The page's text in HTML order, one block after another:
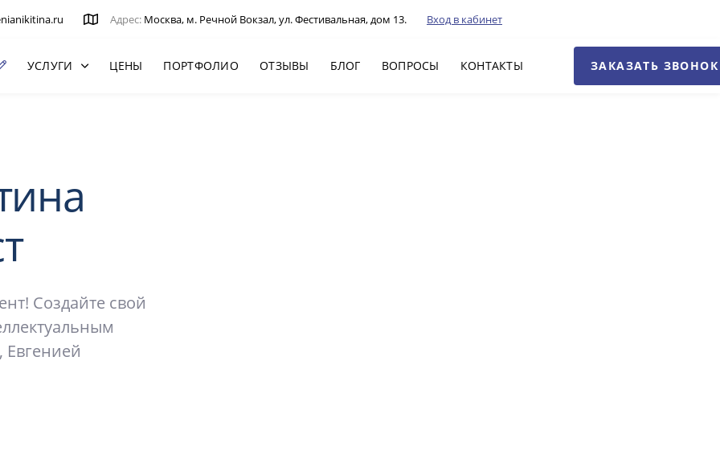
Адрес: Москва, м. Речной Вокзал, ул. Фестивальная, дом 13. Вход в кабинет
УСЛУГИ ЦЕНЫ ПОРТФОЛИО ОТЗЫВЫ БЛОГ ВОПРОСЫ КОНТАКТЫ ЗАКАЗАТЬ ЗВОНОК
Создайте свой
Евгенией